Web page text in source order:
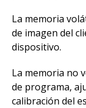
La memoria
de imagen del
dispositivo.
La memoria no
de programa,
calibración del